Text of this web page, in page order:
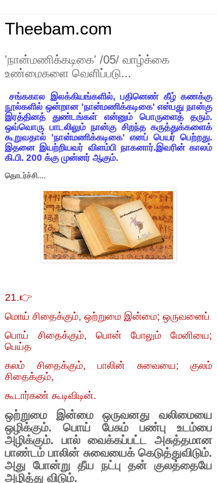
Theebam.com
'நான்மணிக்கடிகை' /05/ வாழ்க்கை
உண்மைகளை வெளிப்படு...
சங்ககால இலக்கியங்களில்,பதினெண் கீழ் கணக்கு
நூல்களில் ஒன்றான 'நான்மணிக்கடிகை'என்பது நான்கு
இரத்தினத் துண்டங்கள் என்னும் பொருளைத் தரும்.
ஒவ்வொரு பாடலிலும் நான்கு சிறந்த கருத்துக்களைக்
கூறுவதால் 'நான்மணிக்கடிகை' எனப் பெயர் பெற்றது.
இதனை இயற்றியவர் விளம்பி நாகனார்.இவரின் காலம்
கி.பி. 200 க்கு முன்னர் ஆகும்.
தொடர்ச்சி....
21.👉
மொய் சிதைக்கும், ஒற்றுமை இன்மை; ஒருவனைப்
பொய் சிதைக்கும், பொன் போலும் மேனியை;
பெய்த
கலம் சிதைக்கும், பாலின் சுவையை; குலம்
சிதைக்கும்,
கூடார்கண் கூடிவிடின்.
ஒற்றுமை இன்மை ஒருவனது வலிமையை
ஒழிக்கும். பொய் பேசும் பண்பு உடம்பை
அழிக்கும். பால் வைக்கப்பட்ட அசுத்தமான
பாண்டம் பாலின் சுவையைக் கெடுத்துவிடும்.
அது போன்று தீய நட்பு தன் குலத்தையே
அழித்து விடும்.